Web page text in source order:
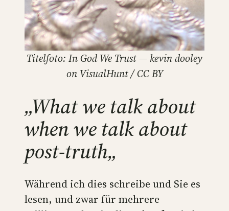
Titelfoto: In God We Trust — kevin dooley
on VisualHunt / CC BY
„What we talk about
when we talk about
post-truth„
Während ich dies schreibe und Sie es
lesen, und zwar für mehrere